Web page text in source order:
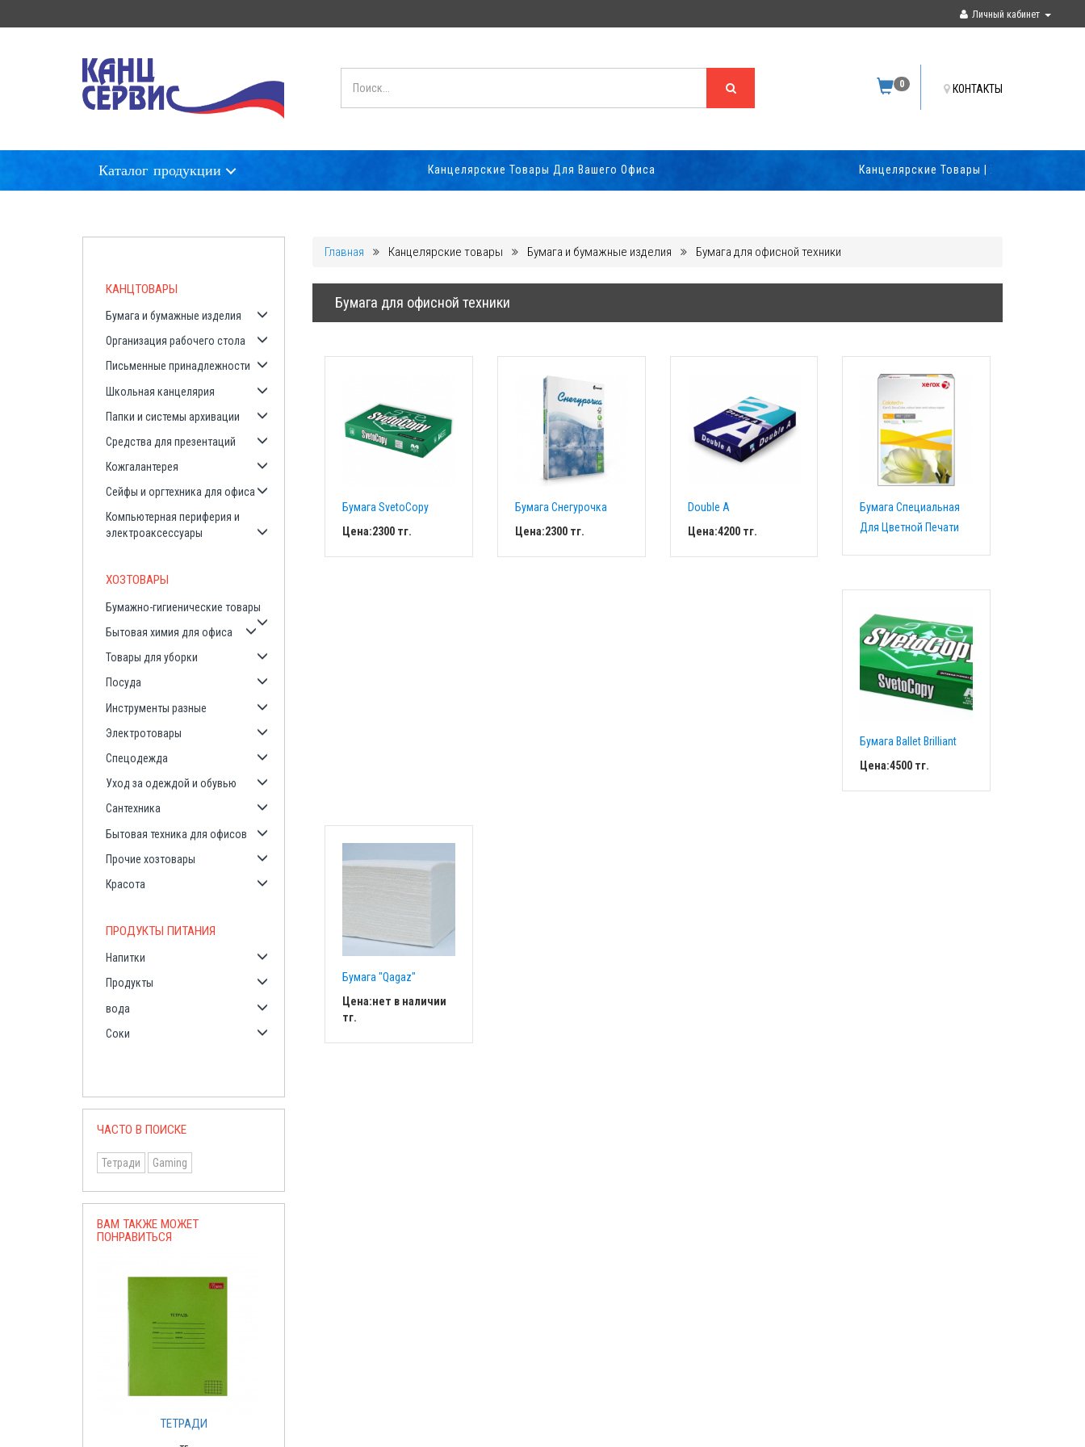
Личный кабинет
КОНТАКТЫ
0
Каталог продукции
Продукты Питания
Канцелярские Товары Для Вашего Офиса Канцелярские Товары | Хозяйственные Товары |
Главная Канцелярские товары Бумага и бумажные изделия Бумага для офисной техники
Бумага для офисной техники
Бумага SvetoCopy
Цена:2300 тг.
Бумага Снегурочка
Цена:2300тг.
Double A
Цена:4200тг.
Бумага Специальная
Для Цветной Печати
Бумага Ballet Brilliant
Цена:4500 тг.
Бумага "Qagaz"
Цена:нет в наличии
тг.
КАНЦТОВАРЫ
Бумага и бумажные изделия
Организация рабочего стола
Письменные принадлежности
Школьная канцелярия
Папки и системы архивации
Средства для презентаций
Кожгалантерея
Сейфы и оргтехника для офиса
Компьютерная периферия и
электроаксессуары
ХОЗТОВАРЫ
Бумажно-гигиенические товары
Бытовая химия для офиса
Товары для уборки
Посуда
Инструменты разные
Электротовары
Спецодежда
Уход за одеждой и обувью
Сантехника
Бытовая техника для офисов
Прочие хозтовары
Красота
ПРОДУКТЫ ПИТАНИЯ
Напитки
Продукты
вода
Соки
ЧАСТО В ПОИСКЕ
Тетради Gaming
ВАМ ТАКЖЕ МОЖЕТ
ПОНРАВИТЬСЯ
ТЕТРАДИ